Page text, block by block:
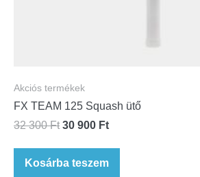
Akciós termékek
FX TEAM 125 Squash ütő
32 300Ft 30 900 Ft
Kosárba teszem